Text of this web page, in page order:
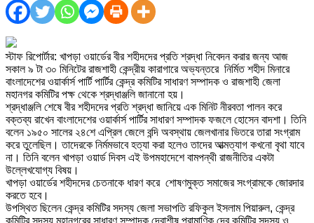
স্টাফ রিপোর্টার: খাপড়া ওয়ার্ডের বীর শহীদদের প্রতি শ্রদ্ধা নিবেদন করার জন্য আজ
সকাল ৯ টা ৩০ মিনিটের রাজশাহী কেন্দ্রীয় কারাগারে অভ্যন্তরে নির্মিত শহীদ মিনারে
বাংলাদেশের ওয়ার্কার্স পার্টি পার্টির কেন্দ্র কমিটির সাধারণ সম্পাদক ও রাজশাহী জেলা
মহানগর কমিটির পক্ষ থেকে শ্রদ্ধাঞ্জলি জানানো হয়।
শ্রদ্ধাঞ্জলি শেষে বীর শহীদদের প্রতি শ্রদ্ধা জানিয়ে এক মিনিট নীরবতা পালন করে
বক্তব্য রাখেন বাংলাদেশের ওয়ার্কার্স পার্টির সাধারণ সম্পাদক ফজলে হোসেন বাদশা। তিনি
বলেন ১৯৫০ সালের ২৪শে এপ্রিল জেলে বন্দি অবস্থায় জেলখানার ভিতরে তারা সংগ্রাম
করে তুলেছিল। তাদেরকে নির্মমভাবে হত্যা করা হলেও তাদের আত্মত্যাগ কখনো বৃথা যাবে
না। তিনি বলেন খাপড়া ওয়ার্ড দিবস এই উপমহাদেশে বামপন্থী রাজনীতির একটা
উল্লেখযোগ্য বিষয়।
খাপড়া ওয়ার্ডের শহীদদের চেতনাকে ধারণ করে শোষণমুক্ত সমাজের সংগ্রামকে জোরদার
করতে হবে।
উপস্থিত ছিলেন কেন্দ্র কমিটির সদস্য জেলা সভাপতি রফিকুল ইসলাম পিয়ারুল, কেন্দ্র
কমিটির সদস্য মহানগরের সাধারণ সম্পাদক দেবাশীষ প্রামাণিক দেবু,কমিটির সদস্য ও